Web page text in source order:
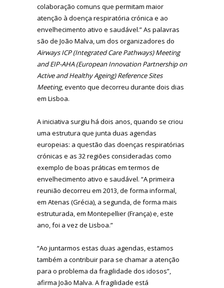
colaboração comuns que permitam maior
atenção à doença respiratória crónica e ao
envelhecimento ativo e saudável.” As palavras
são de João Malva, um dos organizadores do
Airways ICP (Integrated Care Pathways) Meeting
and EIP-AHA (European Innovation Partnership on
Active and Healthy Ageing)Reference Sites
Meeting, evento que decorreu durante dois dias
em Lisboa.
A iniciativa surgiu há dois anos, quando se criou
uma estrutura que junta duas agendas
europeias: a questão das doenças respiratórias
crónicas e as 32 regiões consideradas como
exemplo de boas práticas em termos de
envelhecimento ativo e saudável. “A primeira
reunião decorreu em 2013, de forma informal,
em Atenas (Grécia), a segunda, de forma mais
estruturada, em Montepellier (França) e, este
ano, foi a vez de Lisboa.”
“Ao juntarmos estas duas agendas, estamos
também a contribuir para se chamar a atenção
para o problema da fragilidade dos idosos”,
afirma João Malva. A fragilidade está